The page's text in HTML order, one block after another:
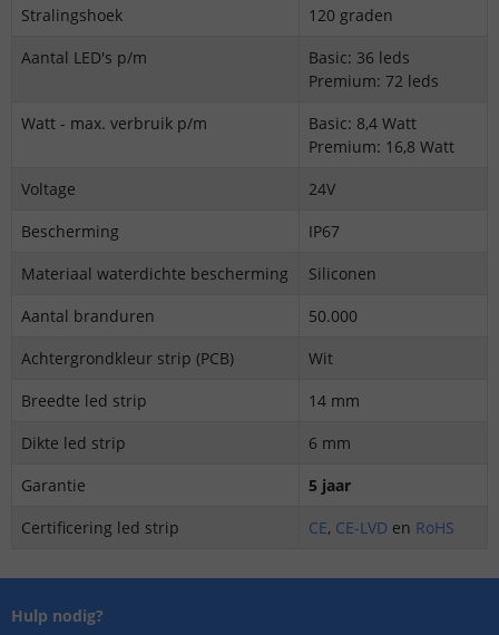
Stralingshoek
120 graden
Aantal LED's p/m
Basic: 36 leds
Premium: 72 leds
Watt - max. verbruik p/m
Basic: 8,4 Watt
Premium: 16,8 Watt
Voltage
24V
Bescherming
IP67
Materiaal waterdichte bescherming
Siliconen
Aantal branduren
50.000
Achtergrondkleur strip (PCB)
Wit
Breedte led strip
14 mm
Dikte led strip
6 mm
Garantie
5 jaar
Certificering led strip
CE, CE-LVD en RoHS
Hulp nodig?